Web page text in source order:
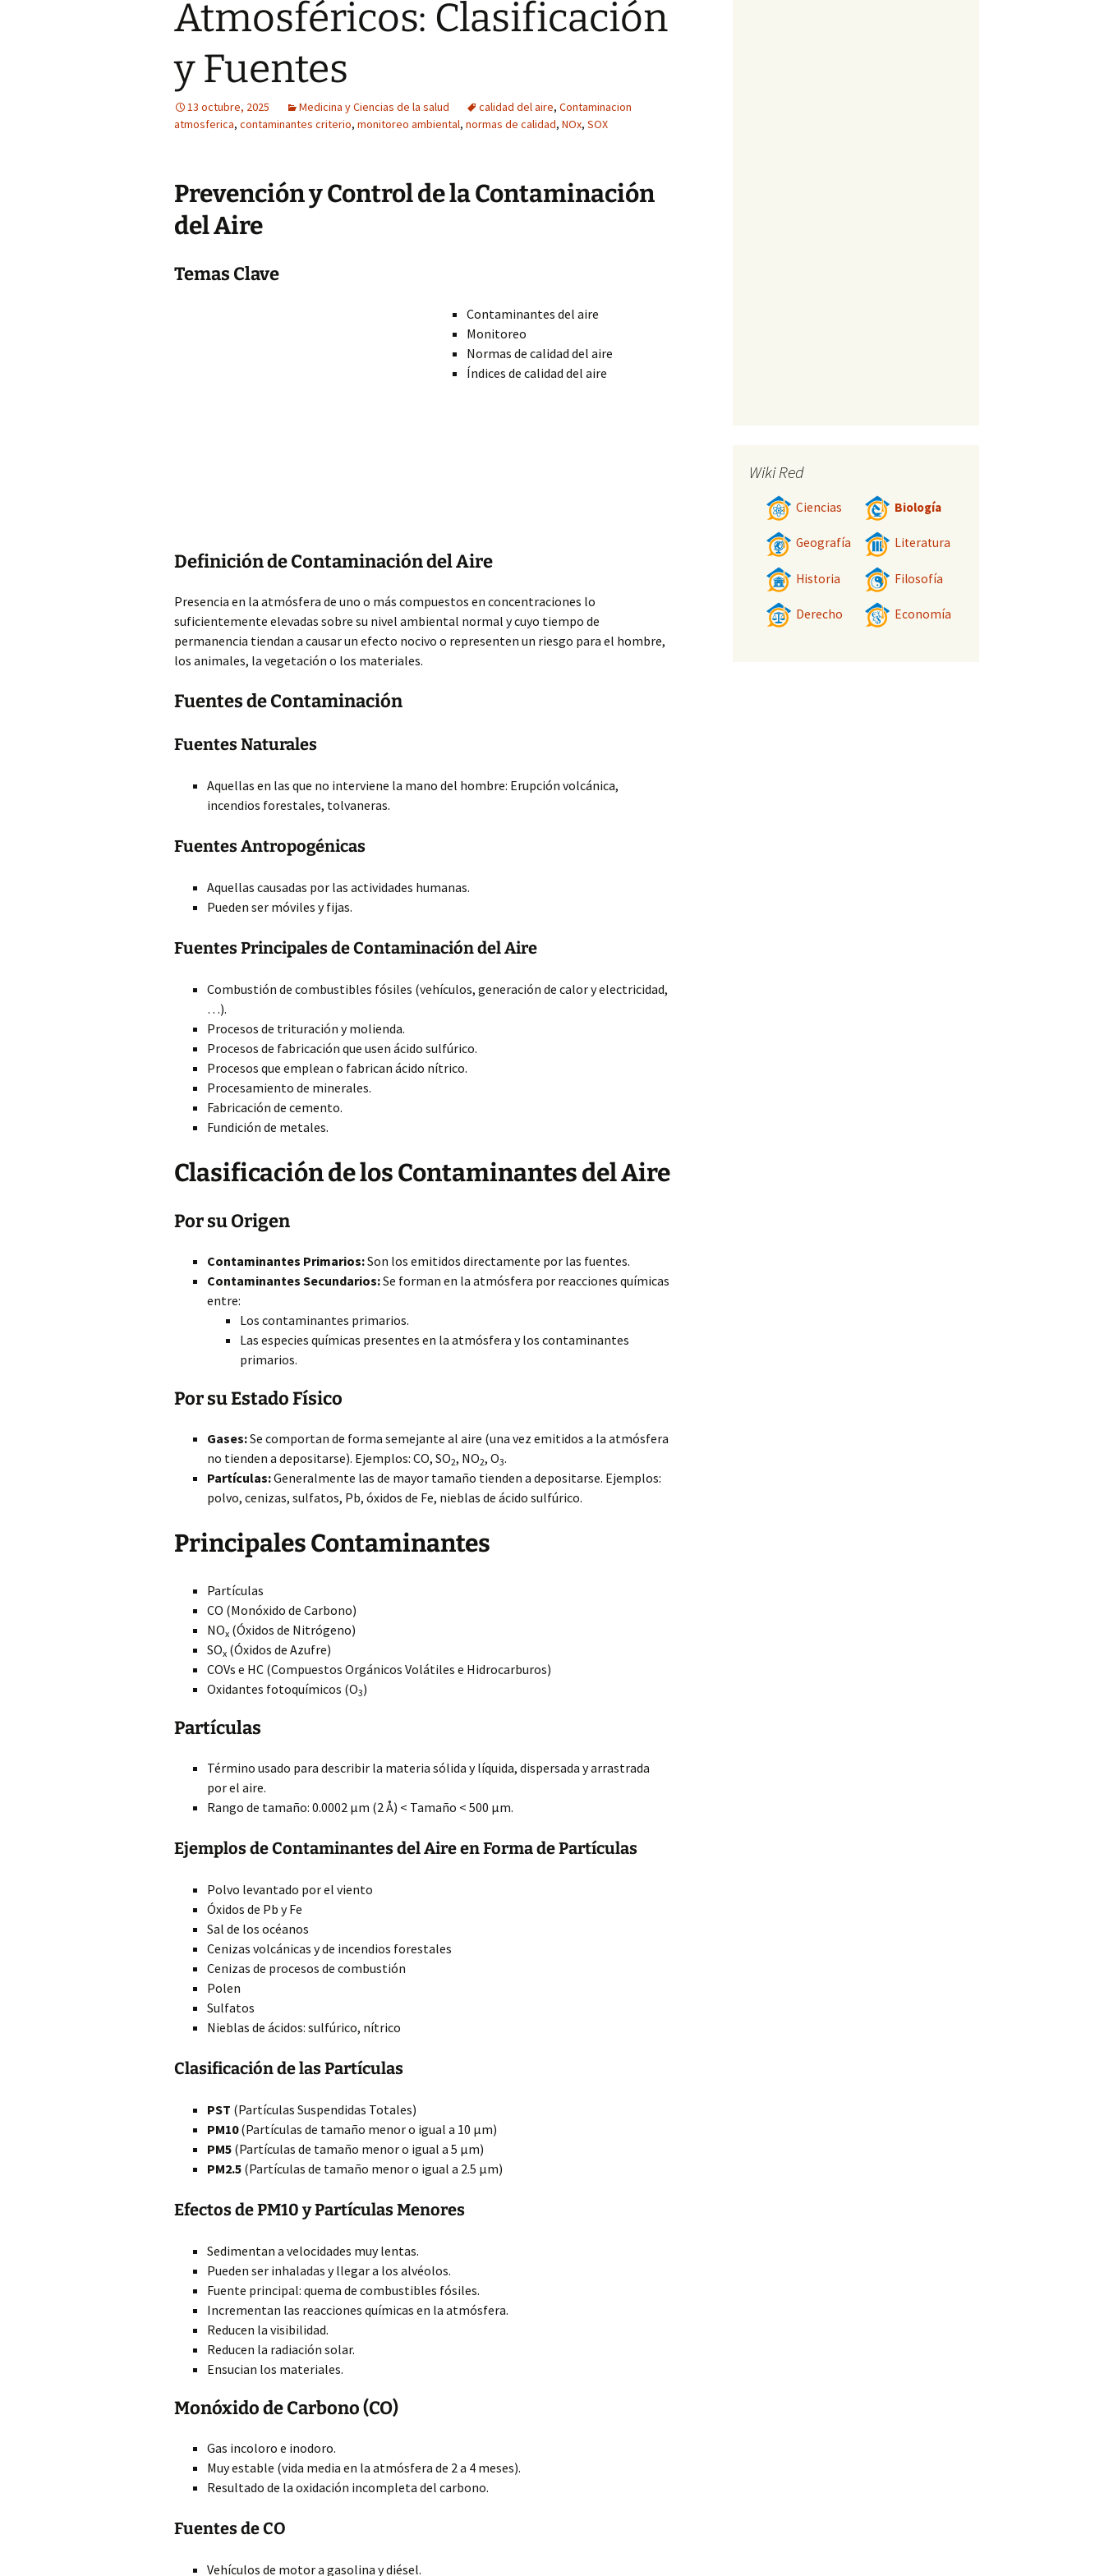
Atmosféricos: Clasificación
y Fuentes
13 octubre, 2025 Medicina y Ciencias de la salud calidad del aire, Contaminacion
atmosferica, contaminantes criterio, monitoreo ambiental, normas de calidad, NOx, SOX
Prevención y Control de la Contaminación
del Aire
Temas Clave
Contaminantes del aire
Monitoreo
Normas de calidad del aire
Índices de calidad del aire
Definición de Contaminación del Aire
Presencia en la atmósfera de uno o más compuestos en concentraciones lo
suficientemente elevadas sobre su nivel ambiental normal y cuyo tiempo de
permanencia tiendan a causar un efecto nocivo o representen un riesgo para el hombre,
los animales, la vegetación o los materiales.
Fuentes de Contaminación
Fuentes Naturales
Aquellas en las que no interviene la mano del hombre: Erupción volcánica,
incendios forestales, tolvaneras.
Fuentes Antropogénicas
Aquellas causadas por las actividades humanas.
Pueden ser móviles y fijas.
Fuentes Principales de Contaminación del Aire
Combustión de combustibles fósiles (vehículos, generación de calor y electricidad,
…).
Procesos de trituración y molienda.
Procesos de fabricación que usen ácido sulfúrico.
Procesos que emplean o fabrican ácido nítrico.
Procesamiento de minerales.
Fabricación de cemento.
Fundición de metales.
Clasificación de los Contaminantes del Aire
Por su Origen
Contaminantes Primarios:Son los emitidos directamente por las fuentes.
Contaminantes Secundarios:Se forman en la atmósfera por reacciones químicas
entre:
Los contaminantes primarios.
Las especies químicas presentes en la atmósfera y los contaminantes
primarios.
Por su Estado Físico
Gases:Se comportan de forma semejante al aire (una vez emitidos a la atmósfera
no tienden a depositarse). Ejemplos: CO, SO2, NO2, O3.
Partículas:Generalmente las de mayor tamaño tienden a depositarse. Ejemplos:
polvo, cenizas, sulfatos, Pb, óxidos de Fe, nieblas de ácido sulfúrico.
Principales Contaminantes
Partículas
CO (Monóxido de Carbono)
NOx (Óxidos de Nitrógeno)
SOx (Óxidos de Azufre)
COVs e HC (Compuestos Orgánicos Volátiles e Hidrocarburos)
Oxidantes fotoquímicos (O3)
Partículas
Término usado para describir la materia sólida y líquida, dispersada y arrastrada
por el aire.
Rango de tamaño: 0.0002 μm (2 Å) < Tamaño < 500 μm.
Ejemplos de Contaminantes del Aire en Forma de Partículas
Polvo levantado por el viento
Óxidos de Pb y Fe
Sal de los océanos
Cenizas volcánicas y de incendios forestales
Cenizas de procesos de combustión
Polen
Sulfatos
Nieblas de ácidos: sulfúrico, nítrico
Clasificación de las Partículas
PST (Partículas Suspendidas Totales)
PM10(Partículas de tamaño menor o igual a 10 μm)
PM5 (Partículas de tamaño menor o igual a 5 μm)
PM2.5 (Partículas de tamaño menor o igual a 2.5 μm)
Efectos de PM10 y Partículas Menores
Sedimentan a velocidades muy lentas.
Pueden ser inhaladas y llegar a los alvéolos.
Fuente principal: quema de combustibles fósiles.
Incrementan las reacciones químicas en la atmósfera.
Reducen la visibilidad.
Reducen la radiación solar.
Ensucian los materiales.
Monóxido de Carbono (CO)
Gas incoloro e inodoro.
Muy estable (vida media en la atmósfera de 2 a 4 meses).
Resultado de la oxidación incompleta del carbono.
Fuentes de CO
Vehículos de motor a gasolina y diésel.
Wiki Red
Ciencias Biología
Geografía Literatura
Historia Filosofía
Derecho Economía